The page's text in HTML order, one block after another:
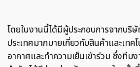
โดยในงานนี้ได้มีผู้ประกอบการจากบริ
ประเทศมากมายเกี่ยวกับสินค้าและเทค
อากาศและทำความเย็นเข้าร่วม ซึ่งทีม